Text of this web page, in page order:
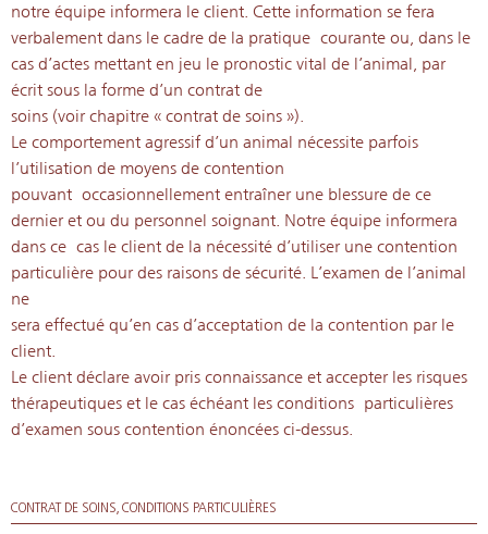
notre équipe informera le client. Cette information se fera
verbalement dans le cadre de la pratique courante ou, dans le
cas d’actes mettant en jeu le pronostic vital de l’animal, par
écrit sous la forme d’un contrat de
soins (voir chapitre « contrat de soins »).
Le comportement agressif d’un animal nécessite parfois
l’utilisation de moyens de contention
pouvant occasionnellement entraîner une blessure de ce
dernier et ou du personnel soignant. Notre équipe informera
dans ce cas le client de la nécessité d’utiliser une contention
particulière pour des raisons de sécurité. L’examen de l’animal
ne
sera effectué qu’en cas d’acceptation de la contention par le
client.
Le client déclare avoir pris connaissance et accepter les risques
thérapeutiques et le cas échéant les conditions particulières
d’examen sous contention énoncées ci-dessus.
CONTRAT DE SOINS, CONDITIONS PARTICULIÈRES